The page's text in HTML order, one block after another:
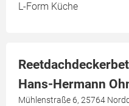
L-Form Küche
Hans-Hermann
Mühlenstraße 6, 25764